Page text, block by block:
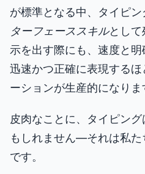
が標準となる中、タイピン
ターフェーススキルとして
示を出す際にも、速度と
迅速かつ正確に表現する
ーションが生産的になりま
皮肉なことに、タイピン
もしれません—それは私
です。